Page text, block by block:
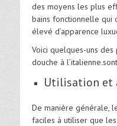
des moyens les plus
bains fonctionnelle qui
élevé d’apparence
Voici quelques-uns des
douche à
Utilisation et
De manière générale,
faciles à utiliser que